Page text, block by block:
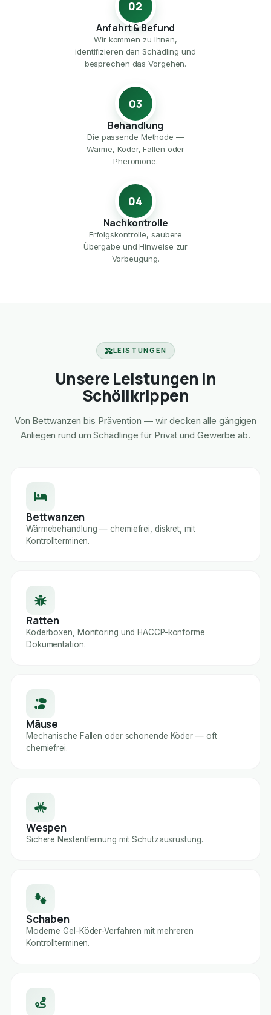
02
Anfahrt & Befund
Wir kommen zu Ihnen,
identifizieren den Schädling und
besprechen das Vorgehen.
03
Behandlung
Die passende Methode —
Wärme, Köder, Fallen oder
Pheromone.
04
Nachkontrolle
Erfolgskontrolle, saubere
Übergabe und Hinweise zur
Vorbeugung.
LEISTUNGEN
Unsere Leistungen in
Schöllkrippen
Von Bettwanzen bis Prävention — wir decken alle gängigen
Anliegen rund um Schädlinge für Privat und Gewerbe ab.
Bettwanzen
Wärmebehandlung — chemiefrei, diskret, mit
Kontrollterminen.
Ratten
Köderboxen, Monitoring und HACCP-konforme
Dokumentation.
Mäuse
Mechanische Fallen oder schonende Köder — oft
chemiefrei.
Wespen
Sichere Nestentfernung mit Schutzausrüstung.
Schaben
Moderne Gel-Köder-Verfahren mit mehreren
Kontrollterminen.